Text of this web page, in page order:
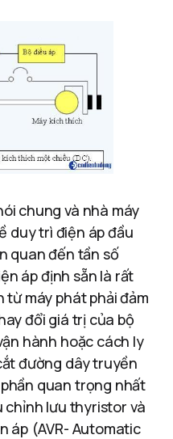
chung và nhà máy
duy trì điện áp đầu
quan đến tần số
áp định sẵn là rất
máy phát phải đảm
đổi giá trị của bộ
hành hoặc cách ly
đường dây truyền
quan trọng nhất
lưu thyristor và
áp (AVR- Automatic